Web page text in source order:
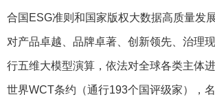
合国ESG准则和国家版权大数据高质量发
对产品卓越、品牌卓著、创新领先、治理
行五维大模型演算，依法对全球各类主体
世界WCT条约（通行193个国评级家），名